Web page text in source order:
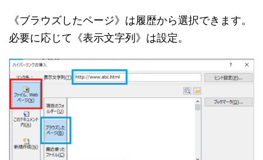
《ブラウズしたページ》は履歴から選択できます。
必要に応じて《表示文字列》は設定。